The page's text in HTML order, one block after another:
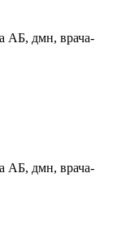
АБ, дмн, врача-
АБ, дмн, врача-